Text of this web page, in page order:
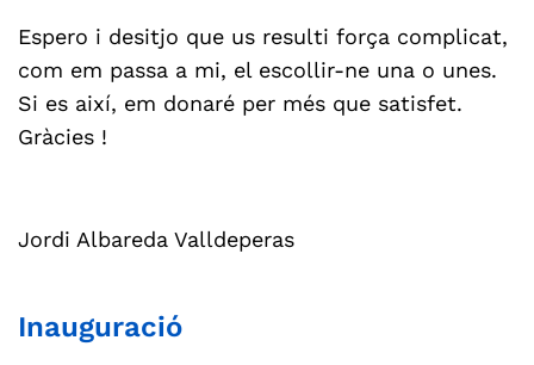
Espero i desitjo que us resulti força complicat,
com em passa a mi, el escollir-ne una o unes.
Si es així, em donaré per més que satisfet.
Gràcies !
Jordi Albareda Valldeperas
Inauguració